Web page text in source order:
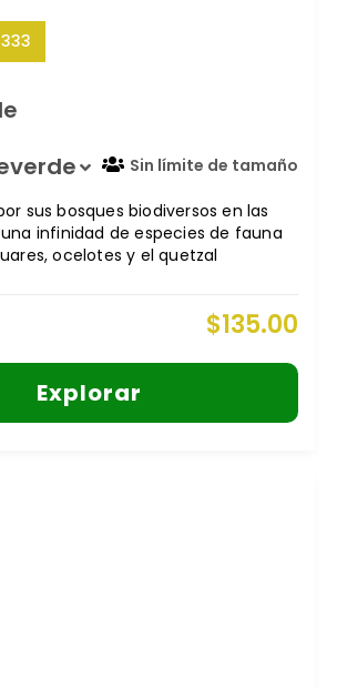
Sin límite de tamaño
sus bosques biodiversos en las
infinidad de especies de fauna
ocelotes y el quetzal
$135.00
Explorar